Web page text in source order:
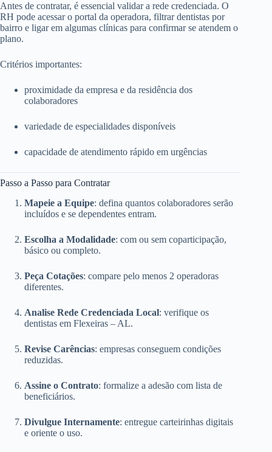
Antes de contratar, é essencial validar a rede credenciada. O
RH pode acessar o portal da operadora, filtrar dentistas por
bairro e ligar em algumas clínicas para confirmar se atendem o
plano.
Critérios importantes:
proximidade da empresa e da residência dos
colaboradores
variedade de especialidades disponíveis
capacidade de atendimento rápido em urgências
Passo a Passo para Contratar
Mapeie a Equipe: defina quantos colaboradores serão
incluídos e se dependentes entram.
Escolha a Modalidade: com ou sem coparticipação,
básico ou completo.
Peça Cotações: compare pelo menos 2 operadoras
diferentes.
Analise Rede Credenciada Local: verifique os
dentistas em Flexeiras – AL.
Revise Carências: empresas conseguem condições
reduzidas.
Assine o Contrato: formalize a adesão com lista de
beneficiários.
Divulgue Internamente: entregue carteirinhas digitais
e oriente o uso.